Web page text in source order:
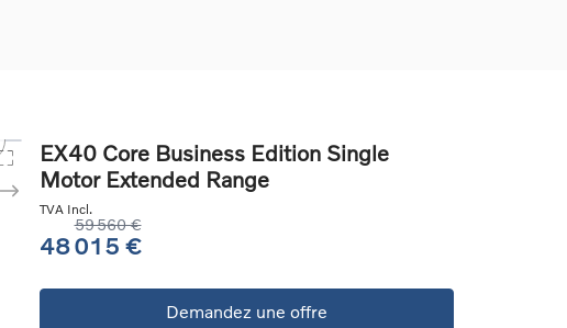
essai
Réparations
votre voiture
EX40 Core Business Edition Single
Motor Extended Range
TVA Incl.
59 560 €
48 015 €
Demandez une offre